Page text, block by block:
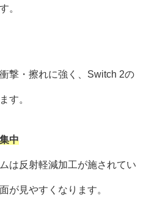
。
撃・擦れに強く、Switch 2の
す。
中
は反射軽減加工が施されてい
が見やすくなります。